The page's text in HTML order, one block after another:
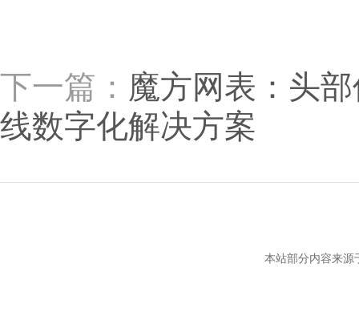
下一篇： 魔方网表：头
线数字化解决方案
本站部分内容来源